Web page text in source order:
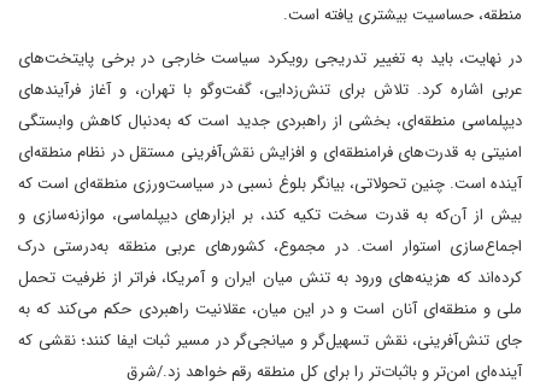
منطقه، حساسیت بیشتری یافته است.
در نهایت، باید به تغییر تدریجی رویکرد سیاست خارجی در برخی پایتخت‌های
عربی اشاره کرد. تلاش برای تنش‌زدایی، گفت‌وگو با تهران، و آغاز فرآیندهای
دیپلماسی منطقه‌ای، بخشی از راهبردی جدید است که به‌دنبال کاهش وابستگی
امنیتی به قدرت‌های فرامنطقه‌ای و افزایش نقش‌آفرینی مستقل در نظام منطقه‌ای
آینده است. چنین تحولاتی، بیانگر بلوغ نسبی در سیاست‌ورزی منطقه‌ای است که
بیش از آن‌که به قدرت سخت تکیه کند، بر ابزارهای دیپلماسی، موازنه‌سازی و
اجماع‌سازی استوار است. در مجموع، کشورهای عربی منطقه به‌درستی درک
کرده‌اند که هزینه‌های ورود به تنش میان ایران و آمریکا، فراتر از ظرفیت تحمل
ملی و منطقه‌ای آنان است و در این میان، عقلانیت راهبردی حکم می‌کند که به
جای تنش‌آفرینی، نقش تسهیل‌گر و میانجی‌گر در مسیر ثبات ایفا کنند؛ نقشی که
آینده‌ای امن‌تر و باثبات‌تر را برای کل منطقه رقم خواهد زد./شرق